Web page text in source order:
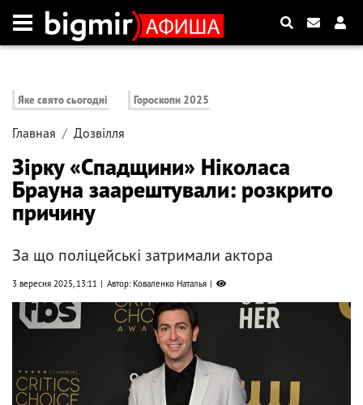
Яке свято сьогодні Гороскопи 2025
Главная Дозвілля
Зірку «Спадщини» Ніколаса
Брауна заарештували: розкрито
причину
За що поліцейські затримали актора
3 вересня 2025, 13:11 Автор: Коваленко Наталья